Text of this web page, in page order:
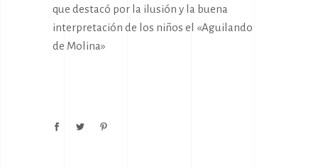
que destacó por la ilusión y la buena
interpretación de los niños el «Aguilando
de Molina»